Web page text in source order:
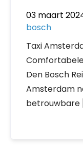
03 maart
bosch
Taxi
Den Bosch
Amsterdam
betrouwbare